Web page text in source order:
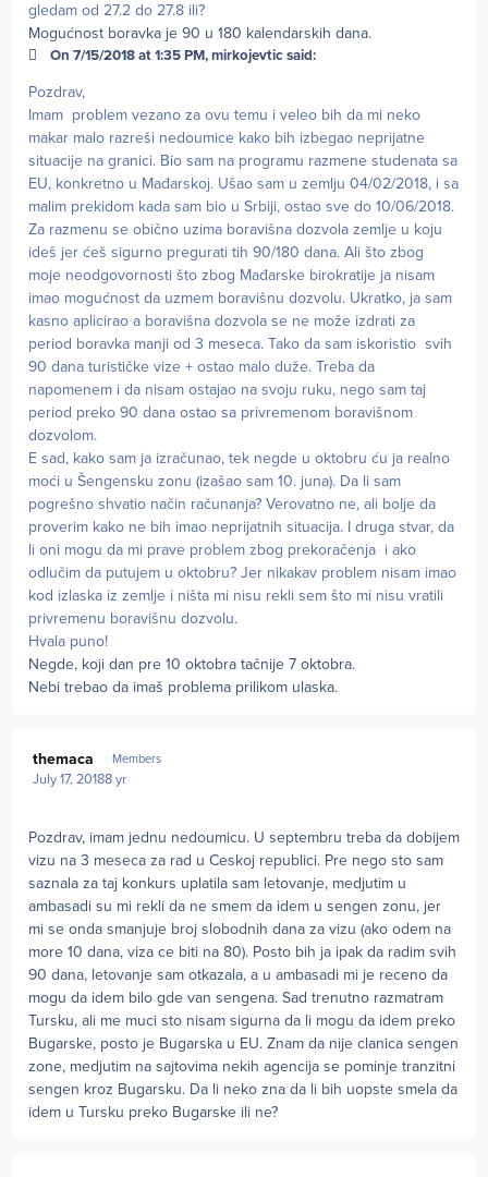
gledam od 27.2 do 27.8 ili?
Mogućnost boravka je 90 u 180 kalendarskih dana.
On 7/15/2018 at 1:35 PM, mirkojevtic said:
Pozdrav,
Imam problem vezano za ovu temu i veleo bih da mi neko
makar malo razreši nedoumice kako bih izbegao neprijatne
situacije na granici. Bio sam na programu razmene studenata sa
EU, konkretno u Mađarskoj. Ušao sam u zemlju 04/02/2018, i sa
malim prekidom kada sam bio u Srbiji, ostao sve do 10/06/2018.
Za razmenu se obično uzima boravišna dozvola zemlje u koju
ideš jer ćeš sigurno pregurati tih 90/180 dana. Ali što zbog
moje neodgovornosti što zbog Mađarske birokratije ja nisam
imao mogućnost da uzmem boravišnu dozvolu. Ukratko, ja sam
kasno aplicirao a boravišna dozvola se ne može izdrati za
period boravka manji od 3 meseca. Tako da sam iskoristio svih
90 dana turističke vize + ostao malo duže. Treba da
napomenem i da nisam ostajao na svoju ruku, nego sam taj
period preko 90 dana ostao sa privremenom boravišnom
dozvolom.
E sad, kako sam ja izračunao, tek negde u oktobru ću ja realno
moći u Šengensku zonu (izašao sam 10. juna). Da li sam
pogrešno shvatio način računanja? Verovatno ne, ali bolje da
proverim kako ne bih imao neprijatnih situacija. I druga stvar, da
li oni mogu da mi prave problem zbog prekoračenja i ako
odlučim da putujem u oktobru? Jer nikakav problem nisam imao
kod izlaska iz zemlje i ništa mi nisu rekli sem što mi nisu vratili
privremenu boravišnu dozvolu.
Hvala puno!
Negde, koji dan pre 10 oktobra tačnije 7 oktobra.
Nebi trebao da imaš problema prilikom ulaska.
themaca Members
July 17, 20188 yr
Pozdrav, imam jednu nedoumicu. U septembru treba da dobijem
vizu na 3 meseca za rad u Ceskoj republici. Pre nego sto sam
saznala za taj konkurs uplatila sam letovanje, medjutim u
ambasadi su mi rekli da ne smem da idem u sengen zonu, jer
mi se onda smanjuje broj slobodnih dana za vizu (ako odem na
more 10 dana, viza ce biti na 80). Posto bih ja ipak da radim svih
90 dana, letovanje sam otkazala, a u ambasadi mi je receno da
mogu da idem bilo gde van sengena. Sad trenutno razmatram
Tursku, ali me muci sto nisam sigurna da li mogu da idem preko
Bugarske, posto je Bugarska u EU. Znam da nije clanica sengen
zone, medjutim na sajtovima nekih agencija se pominje tranzitni
sengen kroz Bugarsku. Da li neko zna da li bih uopste smela da
idem u Tursku preko Bugarske ili ne?